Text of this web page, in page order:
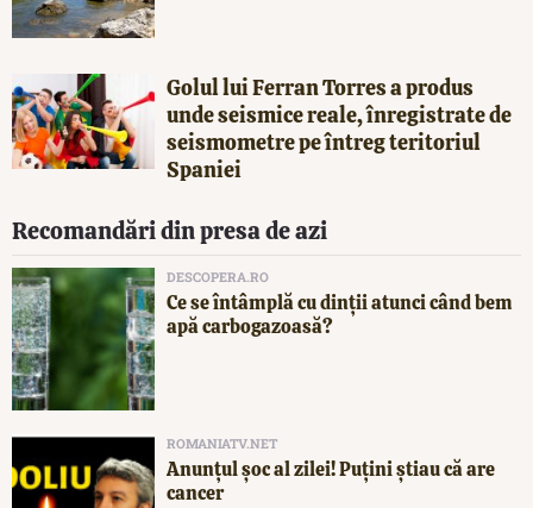
Golul lui Ferran Torres a produs
unde seismice reale, înregistrate de
seismometre pe întreg teritoriul
Spaniei
Recomandări din presa de azi
DESCOPERA.RO
Ce se întâmplă cu dinții atunci când bem
apă carbogazoasă?
ROMANIATV.NET
Anunţul şoc al zilei! Puţini ştiau că are
cancer